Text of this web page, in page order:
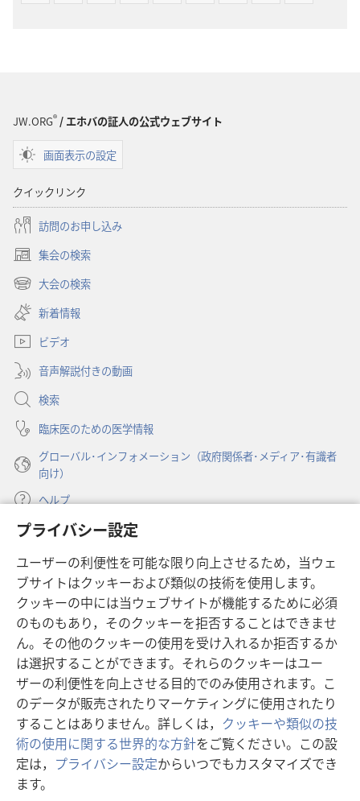
プライバシー設定
ユーザーの利便性を可能な限り向上させるため，当ウェ
ブサイトはクッキーおよび類似の技術を使用します。
クッキーの中には当ウェブサイトが機能するために必須
のものもあり，そのクッキーを拒否することはできませ
ん。その他のクッキーの使用を受け入れるか拒否するか
は選択することができます。それらのクッキーはユー
ザーの利便性を向上させる目的でのみ使用されます。こ
のデータが販売されたりマーケティングに使用されたり
することはありません。詳しくは， クッキーや類似の技
術の使用に関する世界的な方針をご覧ください。この設
定は， プライバシー設定からいつでもカスタマイズでき
ます。
JW.ORG®/ エホバの証人の公式ウェブサイト
画面表示の設定
クイックリンク
訪問のお申し込み
集会の検索
（新
し
タ
で
開
く）
大会の検索
（新
し
い
タ
ブ
で
開
く）
新着情報
ビデオ
音声解説付きの動画
検索
臨床医のための医学情報
グローバル･インフォメーション（政府関係者･メディア･有識者
向け）
ヘルプ
寄付
し
い
タ
ブ
で
開
く）
ものみの塔 オンライン・ライブラリー
（新
し
い
タ
ブ
で
開
く）
JW Hub ®
（新
し
い
タ
ブ
で
開
く）
JW Library ®
Watchtower Library®
Copyright
利用規約